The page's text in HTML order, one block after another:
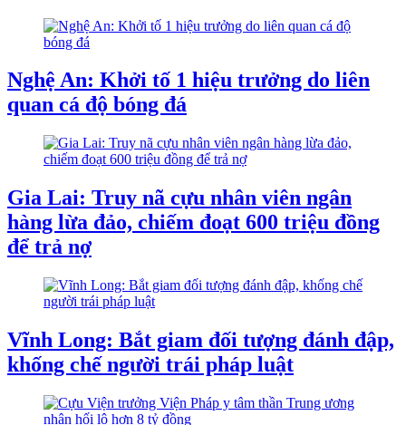
Nghệ An: Khởi tố 1 hiệu trưởng do liên
quan cá độ bóng đá
Gia Lai: Truy nã cựu nhân viên ngân
hàng lừa đảo, chiếm đoạt 600 triệu đồng
để trả nợ
Vĩnh Long: Bắt giam đối tượng đánh đập,
khống chế người trái pháp luật